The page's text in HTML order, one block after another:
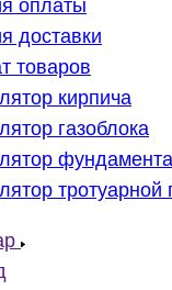
оплаты
доставки
товаров
кирпича
газоблока
фундамента
тротуарной